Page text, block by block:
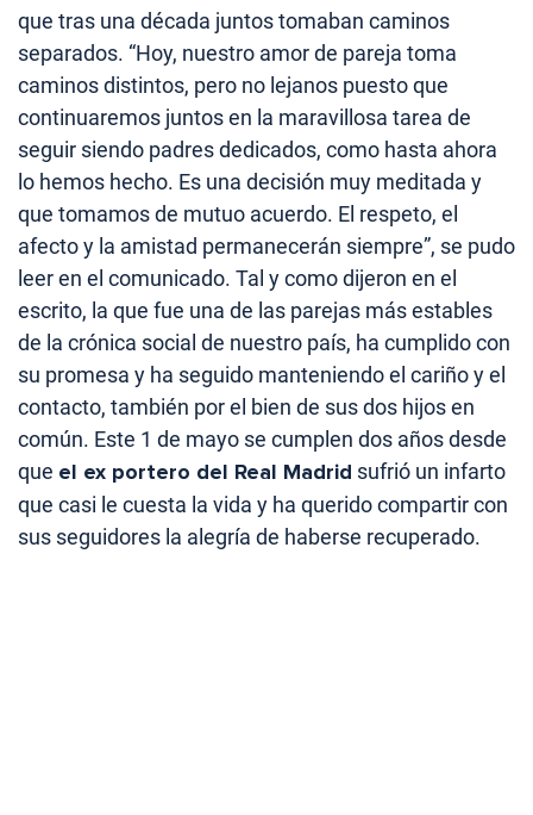
que tras una década juntos tomaban caminos
separados. “Hoy, nuestro amor de pareja toma
caminos distintos, pero no lejanos puesto que
continuaremos juntos en la maravillosa tarea de
seguir siendo padres dedicados, como hasta ahora
lo hemos hecho. Es una decisión muy meditada y
que tomamos de mutuo acuerdo. El respeto, el
afecto y la amistad permanecerán siempre”, se pudo
leer en el comunicado. Tal y como dijeron en el
escrito, la que fue una de las parejas más estables
de la crónica social de nuestro país, ha cumplido con
su promesa y ha seguido manteniendo el cariño y el
contacto, también por el bien de sus dos hijos en
común. Este 1 de mayo se cumplen dos años desde
que el ex portero del Real Madrid sufrió un infarto
que casi le cuesta la vida y ha querido compartir con
sus seguidores la alegría de haberse recuperado.